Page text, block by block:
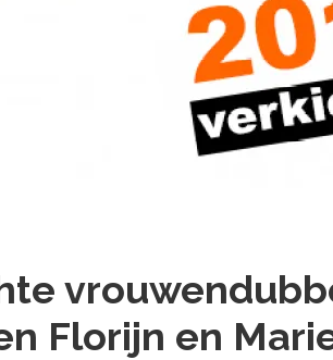
Florijn en